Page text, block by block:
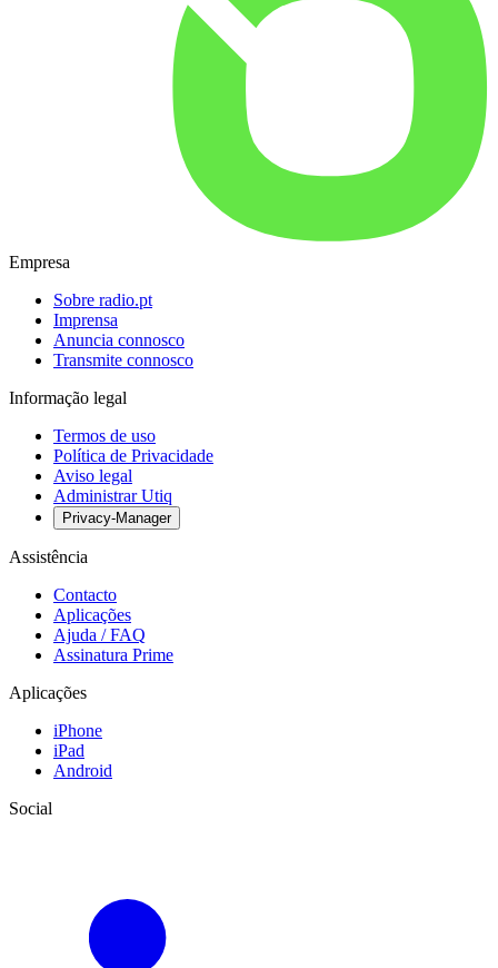
Empresa
Sobre radio.pt
Imprensa
Anuncia connosco
Transmite connosco
Informação legal
Termos de uso
Política de Privacidade
Aviso legal
Administrar Utiq
Privacy-Manager
Assistência
Contacto
Aplicações
Ajuda / FAQ
Assinatura Prime
Aplicações
iPhone
iPad
Android
Social